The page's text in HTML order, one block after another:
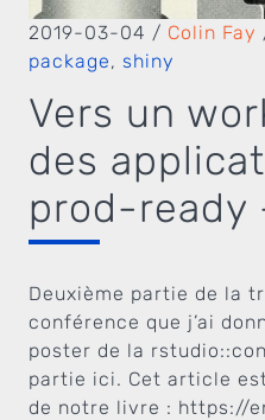
2019-03-04 / Colin Fay
package, shiny
Vers un
des
prod-ready
Deuxième partie de la
conférence que j’ai
poster de la
partie ici. Cet article
de notre livre : https://